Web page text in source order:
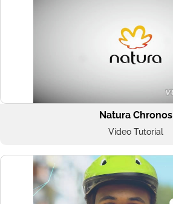
Natura Chronos
Vídeo Tutorial